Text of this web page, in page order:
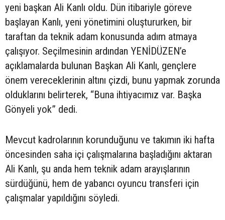
yeni başkan Ali Kanlı oldu. Dün itibariyle göreve
başlayan Kanlı, yeni yönetimini oluştururken, bir
taraftan da teknik adam konusunda adım atmaya
çalışıyor. Seçilmesinin ardından YENİDÜZEN’e
açıklamalarda bulunan Başkan Ali Kanlı, gençlere
önem vereceklerinin altını çizdi, bunu yapmak zorunda
olduklarını belirterek, “Buna ihtiyacımız var. Başka
Gönyeli yok” dedi.
Mevcut kadrolarının korunduğunu ve takımın iki hafta
öncesinden saha içi çalışmalarına başladığını aktaran
Ali Kanlı, şu anda hem teknik adam arayışlarının
sürdüğünü, hem de yabancı oyuncu transferi için
çalışmalar yapıldığını söyledi.